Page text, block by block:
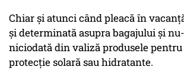
Chiar și atunci când pleacă în
și determinată asupra bagajului și
niciodată din valiză produsele pentru
protecție solară sau hidratante.